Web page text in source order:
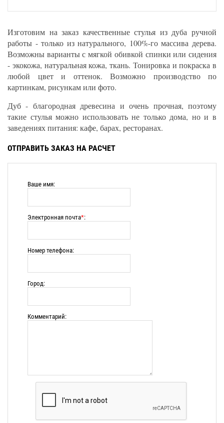
Изготовим на заказ качественные стулья из дуба ручной
работы - только из натурального, 100%-го массива дерева.
Возможны варианты с мягкой обивкой спинки или сидения
- экокожа, натуральная кожа, ткань. Тонировка и покраска в
любой цвет и оттенок. Возможно производство по
картинкам, рисункам или фото.
Дуб - благородная древесина и очень прочная, поэтому
такие стулья можно использовать не только дома, но и в
заведениях питания: кафе, барах, ресторанах.
ОТПРАВИТЬ ЗАКАЗ НА РАСЧЕТ
Ваше имя:
Электронная почта*:
Номер телефона:
Город:
Комментарий: